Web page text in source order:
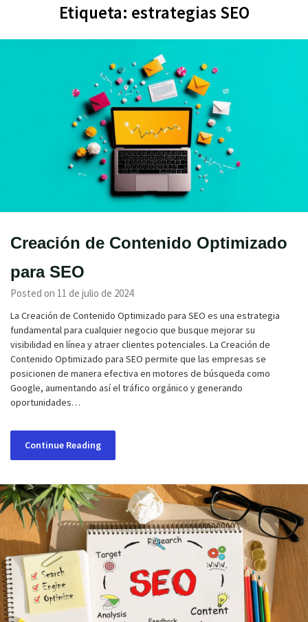
Etiqueta: estrategias SEO
Creación de Contenido Optimizado
para SEO
Posted on 11 de julio de 2024
La Creación de Contenido Optimizado para SEO es una estrategia
fundamental para cualquier negocio que busque mejorar su
visibilidad en línea y atraer clientes potenciales. La Creación de
Contenido Optimizado para SEO permite que las empresas se
posicionen de manera efectiva en motores de búsqueda como
Google, aumentando así el tráfico orgánico y generando
oportunidades…
Continue Reading